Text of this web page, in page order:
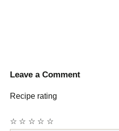
Leave a Comment
Recipe rating
☆
☆
☆
☆
☆